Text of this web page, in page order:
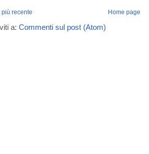
più recente Home page
a: Commenti sul post (Atom)